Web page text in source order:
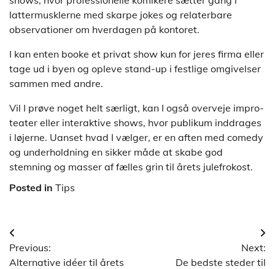
lattermusklerne med skarpe jokes og relaterbare
observationer om hverdagen på kontoret.
I kan enten booke et privat show kun for jeres firma eller
tage ud i byen og opleve stand-up i festlige omgivelser
sammen med andre.
Vil I prøve noget helt særligt, kan I også overveje impro-
teater eller interaktive shows, hvor publikum inddrages
i løjerne. Uanset hvad I vælger, er en aften med comedy
og underholdning en sikker måde at skabe god
stemning og masser af fælles grin til årets julefrokost.
Posted in Tips
Indlægsnavigation
Previous:
Alternative idéer til årets
Next:
De bedste steder til